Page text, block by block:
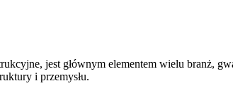
jest głównym elementem wielu branż,
i przemysłu.